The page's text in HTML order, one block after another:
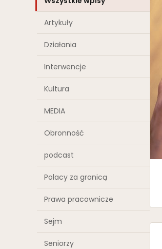
Artykuły
Działania
Interwencje
Kultura
MEDIA
Obronność
podcast
Polacy za granicą
Prawa pracownicze
Sejm
Seniorzy